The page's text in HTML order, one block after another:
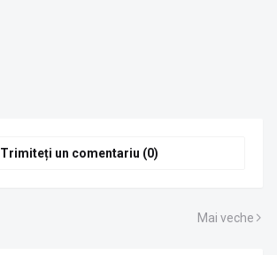
Trimiteți un comentariu (0)
Mai veche